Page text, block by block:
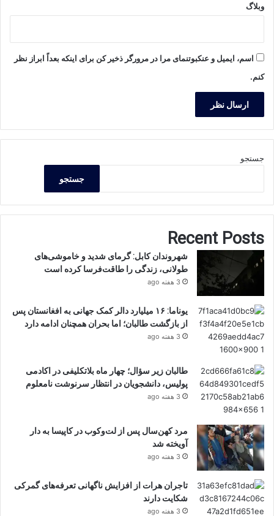
وبلاگ
اسم، ایمیل و عنکبوتنمای مرا در مرورگر ذخیر کن برای اینکه بعداً ابراز نظر
کنم.
جستجو
جستجو
Recent Posts
شهروندان کابل: گرمای شدید و خاموشی‌های
طولانی، زندگی را طاقت‌فرسا کرده است
3 هفته ago
یوناما: ۱۶ میلیارد دالر کمک جهانی به افغانستان پس
از بازگشت طالبان؛ اما بحران همچنان ادامه دارد
3 هفته ago
طالبان زیر سؤال؛ چهار ماه بلاتکلیفی در اکادمی
پولیس، دانشجویان در انتظار سرنوشت نامعلوم
3 هفته ago
مرد کهن‌سال پس از لت‌وکوب در کاپیسا به دار
آویخته شد
3 هفته ago
تاجران هرات از افزایش ناگهانی تعرفه‌های گمرکی
شکایت دارند
3 هفته ago